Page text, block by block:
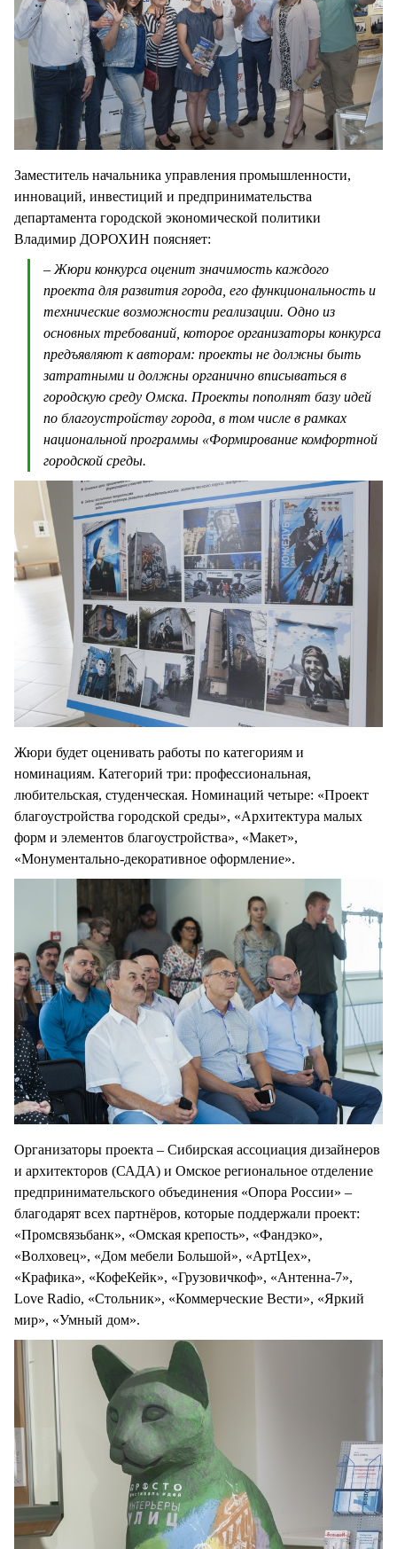
Заместитель начальника управления промышленности,
инноваций, инвестиций и предпринимательства
департамента городской экономической политики
Владимир ДОРОХИН поясняет:
– Жюри конкурса оценит значимость каждого
проекта для развития города, его функциональность и
технические возможности реализации. Одно из
основных требований, которое организаторы конкурса
предъявляют к авторам: проекты не должны быть
затратными и должны органично вписываться в
городскую среду Омска. Проекты пополнят базу идей
по благоустройству города, в том числе в рамках
национальной программы «Формирование комфортной
городской среды.
Жюри будет оценивать работы по категориям и
номинациям. Категорий три: профессиональная,
любительская, студенческая. Номинаций четыре: «Проект
благоустройства городской среды», «Архитектура малых
форм и элементов благоустройства», «Макет»,
«Монументально-декоративное оформление».
Организаторы проекта – Сибирская ассоциация дизайнеров
и архитекторов (САДА) и Омское региональное отделение
предпринимательского объединения «Опора России» –
благодарят всех партнёров, которые поддержали проект:
«Промсвязьбанк», «Омская крепость», «Фандэко»,
«Волховец», «Дом мебели Большой», «АртЦех»,
«Крафика», «КофеКейк», «Грузовичкоф», «Антенна-7»,
Love Radio, «Стольник», «Коммерческие Вести», «Яркий
мир», «Умный дом».